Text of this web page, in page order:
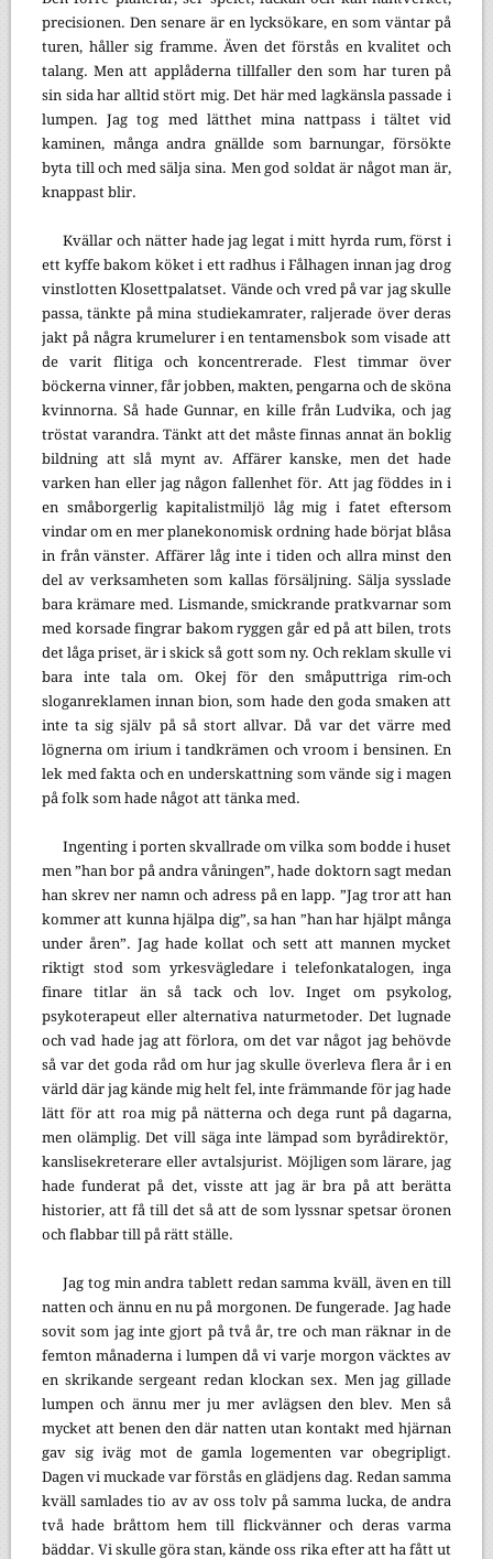
precisionen. Den senare är en lycksökare, en som väntar på
turen, håller sig framme. Även det förstås en kvalitet och
talang. Men att applåderna tillfaller den som har turen på
sin sida har alltid stört mig. Det här med lagkänsla passade i
lumpen. Jag tog med lätthet mina nattpass i tältet vid
kaminen, många andra gnällde som barnungar, försökte
byta till och med sälja sina. Men god soldat är något man är,
knappast blir.
Kvällar och nätter hade jag legat i mitt hyrda rum, först i
ett kyffe bakom köket i ett radhus i Fålhagen innan jag drog
vinstlotten Klosettpalatset. Vände och vred på var jag skulle
passa, tänkte på mina studiekamrater, raljerade över deras
jakt på några krumelurer i en tentamensbok som visade att
de varit flitiga och koncentrerade. Flest timmar över
böckerna vinner, får jobben, makten, pengarna och de sköna
kvinnorna. Så hade Gunnar, en kille från Ludvika, och jag
tröstat varandra. Tänkt att det måste finnas annat än boklig
bildning att slå mynt av. Affärer kanske, men det hade
varken han eller jag någon fallenhet för. Att jag föddes in i
en småborgerlig kapitalistmiljö låg mig i fatet eftersom
vindar om en mer planekonomisk ordning hade börjat blåsa
in från vänster. Affärer låg inte i tiden och allra minst den
del av verksamheten som kallas försäljning. Sälja sysslade
bara krämare med. Lismande, smickrande pratkvarnar som
med korsade fingrar bakom ryggen går ed på att bilen, trots
det låga priset, är i skick så gott som ny. Och reklam skulle vi
bara inte tala om. Okej för den småputtriga rim-och
sloganreklamen innan bion, som hade den goda smaken att
inte ta sig själv på så stort allvar. Då var det värre med
lögnerna om irium i tandkrämen och vroom i bensinen. En
lek med fakta och en underskattning som vände sig i magen
på folk som hade något att tänka med.
Ingenting i porten skvallrade om vilka som bodde i huset
men ”han bor på andra våningen”, hade doktorn sagt medan
han skrev ner namn och adress på en lapp. ”Jag tror att han
kommer att kunna hjälpa dig”, sa han ”han har hjälpt många
under åren”. Jag hade kollat och sett att mannen mycket
riktigt stod som yrkesvägledare i telefonkatalogen, inga
finare titlar än så tack och lov. Inget om psykolog,
psykoterapeut eller alternativa naturmetoder. Det lugnade
och vad hade jag att förlora, om det var något jag behövde
så var det goda råd om hur jag skulle överleva flera år i en
värld där jag kände mig helt fel, inte främmande för jag hade
lätt för att roa mig på nätterna och dega runt på dagarna,
men olämplig. Det vill säga inte lämpad som byrådirektör,
kanslisekreterare eller avtalsjurist. Möjligen som lärare, jag
hade funderat på det, visste att jag är bra på att berätta
historier, att få till det så att de som lyssnar spetsar öronen
och flabbar till på rätt ställe.
Jag tog min andra tablett redan samma kväll, även en till
natten och ännu en nu på morgonen. De fungerade. Jag hade
sovit som jag inte gjort på två år, tre och man räknar in de
femton månaderna i lumpen då vi varje morgon väcktes av
en skrikande sergeant redan klockan sex. Men jag gillade
lumpen och ännu mer ju mer avlägsen den blev. Men så
mycket att benen den där natten utan kontakt med hjärnan
gav sig iväg mot de gamla logementen var obegripligt.
Dagen vi muckade var förstås en glädjens dag. Redan samma
kväll samlades tio av av oss tolv på samma lucka, de andra
två hade bråttom hem till flickvänner och deras varma
bäddar. Vi skulle göra stan, kände oss rika efter att ha fått ut